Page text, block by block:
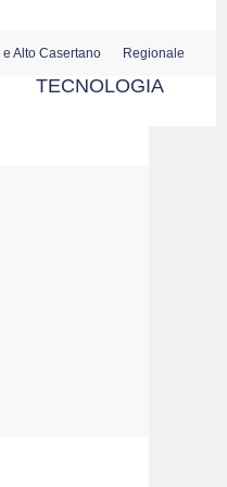
e Alto Casertano Regionale
TECNOLOGIA